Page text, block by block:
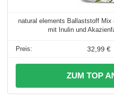
natural elements Ballaststoff Mix
mit Inulin und
32,99 €
ZUM TOP